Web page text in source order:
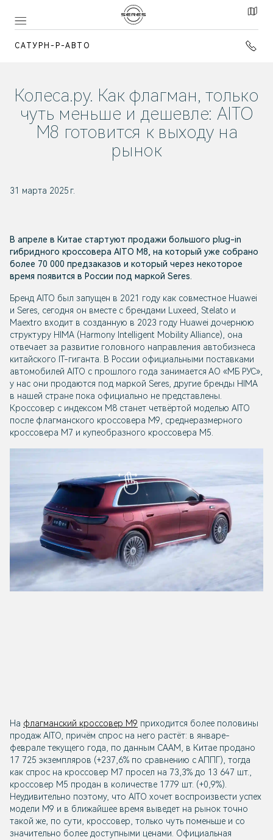
САТУРН-Р-АВТО
Колеса.ру. Как флагман, только
чуть меньше и дешевле: AITO
M8 готовится к выходу на
рынок
31 марта 2025 г.
В апреле в Китае стартуют продажи большого plug-in
гибридного кроссовера AITO M8, на который уже собрано
более 70 000 предзаказов и который через некоторое
время появится в России под маркой Seres.
Бренд AITO был запущен в 2021 году как совместное Huawei
и Seres, сегодня он вместе с брендами Luxeed, Stelato и
Maextro входит в созданную в 2023 году Huawei дочернюю
структуру HIMA (Harmony Intelligent Mobility Alliance), она
отвечает за развитие головного направления автобизнеса
китайского IT-гиганта. В России официальными поставками
автомобилей AITO с прошлого года занимается АО «МБ РУС»,
у нас они продаются под маркой Seres, другие бренды HIMA
в нашей стране пока официально не представлены.
Кроссовер с индексом М8 станет четвёртой моделью AITO
после флагманского кроссовера М9, среднеразмерного
кроссовера М7 и купеобразного кроссовера M5.
На флагманский кроссовер М9 приходится более половины
продаж AITO, причём спрос на него растёт: в январе-
феврале текущего года, по данным CAAM, в Китае продано
17 725 экземпляров (+237,6% по сравнению с АППГ), тогда
как спрос на кроссовер М7 просел на 73,3% до 13 647 шт.,
кроссовер M5 продан в количестве 1779 шт. (+0,9%).
Неудивительно поэтому, что AITO хочет воспроизвести успех
модели М9 и в ближайшее время выведет на рынок точно
такой же, по сути, кроссовер, только чуть поменьше и со
значительно более доступными ценами. Официальная